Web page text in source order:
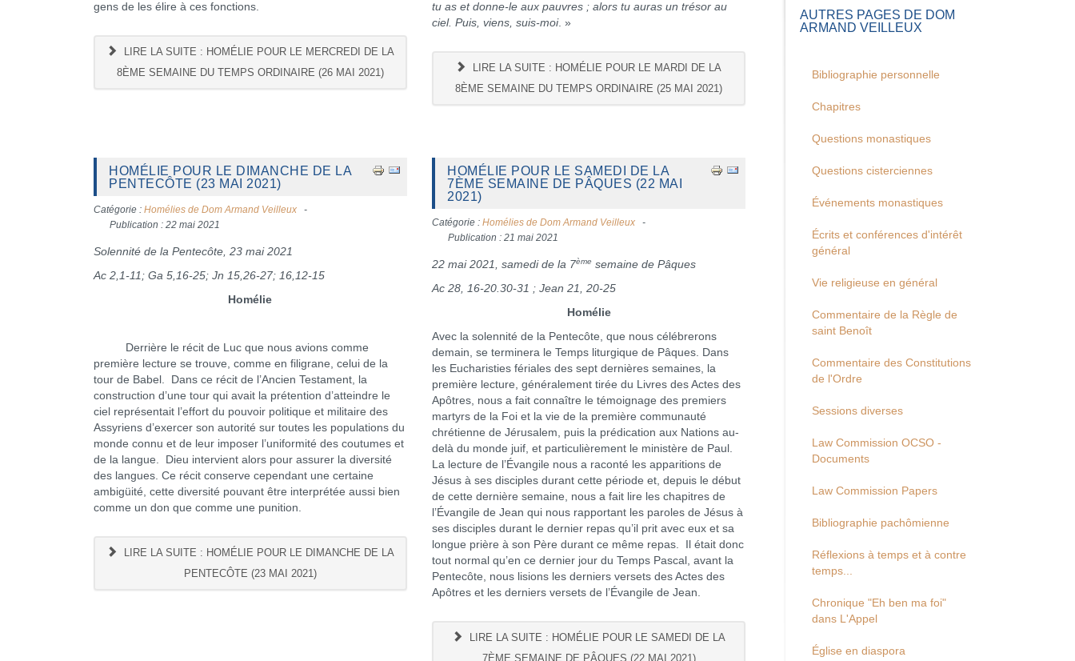
gens de les élire à ces fonctions.
LIRE LA SUITE : HOMÉLIE POUR LE MERCREDI DE LA
8ÈME SEMAINE DU TEMPS ORDINAIRE (26 MAI 2021)
tu as et donne-le aux pauvres ; alors tu auras un trésor au
ciel. Puis, viens, suis-moi. »
LIRE LA SUITE : HOMÉLIE POUR LE MARDI DE LA
8ÈME SEMAINE DU TEMPS ORDINAIRE (25 MAI 2021)
HOMÉLIE POUR LE DIMANCHE DE LA
PENTECÔTE (23 MAI 2021)
Catégorie : Homélies de Dom Armand Veilleux
Publication : 22 mai 2021
Solennité de la Pentecôte, 23 mai 2021
Ac 2,1-11; Ga 5,16-25; Jn 15,26-27; 16,12-15
Homélie
Derrière le récit de Luc que nous avions comme
première lecture se trouve, comme en filigrane, celui de la
tour de Babel. Dans ce récit de l’Ancien Testament, la
construction d’une tour qui avait la prétention d’atteindre le
ciel représentait l’effort du pouvoir politique et militaire des
Assyriens d’exercer son autorité sur toutes les populations du
monde connu et de leur imposer l’uniformité des coutumes et
de la langue. Dieu intervient alors pour assurer la diversité
des langues. Ce récit conserve cependant une certaine
ambigüité, cette diversité pouvant être interprétée aussi bien
comme un don que comme une punition.
LIRE LA SUITE : HOMÉLIE POUR LE DIMANCHE DE LA
PENTECÔTE (23 MAI 2021)
HOMÉLIE POUR LE SAMEDI DE LA
7ÈME SEMAINE DE PÂQUES (22 MAI
2021)
Catégorie :Homélies de Dom Armand Veilleux
Publication : 21 mai 2021
22 mai 2021, samedi de la 7ème semaine de Pâques
Ac 28, 16-20.30-31 ; Jean 21, 20-25
Homélie
Avec la solennité de la Pentecôte, que nous célébrerons
demain, se terminera le Temps liturgique de Pâques. Dans
les Eucharisties fériales des sept dernières semaines, la
première lecture, généralement tirée du Livres des Actes des
Apôtres, nous a fait connaître le témoignage des premiers
martyrs de la Foi et la vie de la première communauté
chrétienne de Jérusalem, puis la prédication aux Nations au-
delà du monde juif, et particulièrement le ministère de Paul.
La lecture de l’Évangile nous a raconté les apparitions de
Jésus à ses disciples durant cette période et, depuis le début
de cette dernière semaine, nous a fait lire les chapitres de
l’Évangile de Jean qui nous rapportant les paroles de Jésus à
ses disciples durant le dernier repas qu’il prit avec eux et sa
longue prière à son Père durant ce même repas. Il était donc
tout normal qu’en ce dernier jour du Temps Pascal, avant la
Pentecôte, nous lisions les derniers versets des Actes des
Apôtres et les derniers versets de l’Évangile de Jean.
LIRE LA SUITE : HOMÉLIE POUR LE SAMEDI DE LA
7ÈME SEMAINE DE PÂQUES (22 MAI 2021)
AUTRES PAGES DE DOM
ARMAND VEILLEUX
Bibliographie personnelle
Chapitres
Questions monastiques
Questions cisterciennes
Événements monastiques
Écrits et conférences d'intérêt
général
Vie religieuse en général
Commentaire de la Règle de
saint Benoît
Commentaire des Constitutions
de l'Ordre
Sessions diverses
Law Commission OCSO -
Documents
Law Commission Papers
Bibliographie pachômienne
Réflexions à temps et à contre
temps...
Chronique "Eh ben ma foi"
dans L'Appel
Église en diaspora